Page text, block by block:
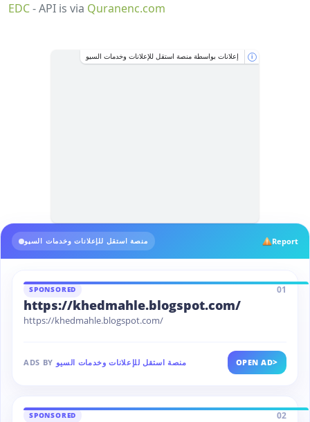
EDC- API is via Quranenc.com
إعلانات بواسطة منصة استقل للإعلانات وخدمات السيو i
منصة استقل للإعلانات وخدمات السيو Report
SPONSORED 01
https://khedmahle.blogspot.com/
https://khedmahle.blogspot.com/
ADS BY منصة استقل للإعلانات وخدمات السيو OPEN AD>
SPONSORED 02